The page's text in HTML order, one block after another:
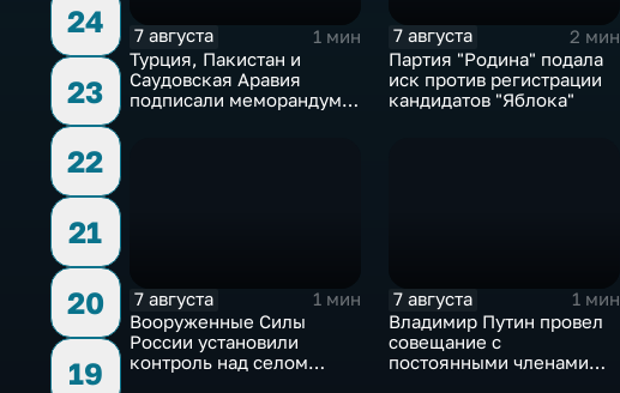
24
23
22
21
20
19
7 августа
1 мин
Турция, Пакистан и
Саудовская Аравия
подписали меморандум о
7 августа
2 мин
Партия "Родина" подала
иск против регистрации
кандидатов "Яблока"
7 августа
1 мин
Вооруженные Силы
России установили
контроль над селом
7 августа
1 мин
Владимир Путин провел
совещание с
постоянными членами